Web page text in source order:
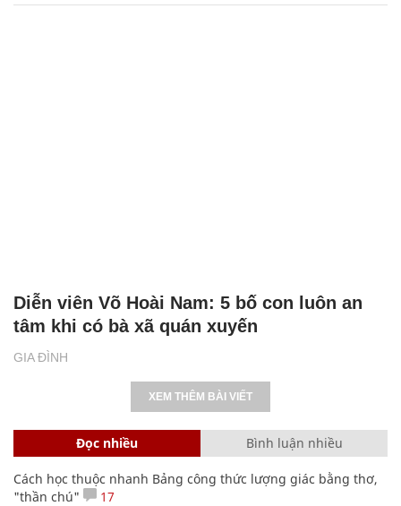
GIA ĐÌNH
Diễn viên Võ Hoài Nam: 5 bố con luôn an
tâm khi có bà xã quán xuyến
XEM THÊM BÀI VIẾT
Đọc nhiều Bình luận nhiều
Cách học thuộc nhanh Bảng công thức lượng giác bằng thơ,
"thần chú"
17